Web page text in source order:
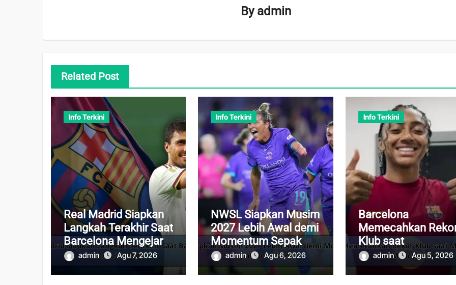
By admin
Related Post
Info Terkini
Real Madrid Siapkan
Langkah Terakhir Saat
Barcelona Mengejar
Rodriadmin Agu 7, 2026
Info Terkini
NWSL Siapkan Musim
2027 Lebih Awal demi
Momentum Sepak
Bola Wanita
admin Agu 6, 2026
Info Terkini
Barcelona
Memecahkan
Klub saat
Memboyong Kerolin
dari Manchester
admin Agu 5, 2026